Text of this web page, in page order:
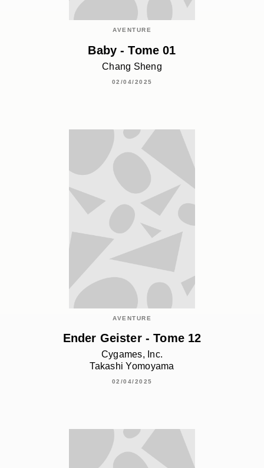
AVENTURE
Baby - Tome 01
Chang Sheng
02/04/2025
AVENTURE
Ender Geister - Tome 12
Cygames, Inc.
Takashi Yomoyama
02/04/2025